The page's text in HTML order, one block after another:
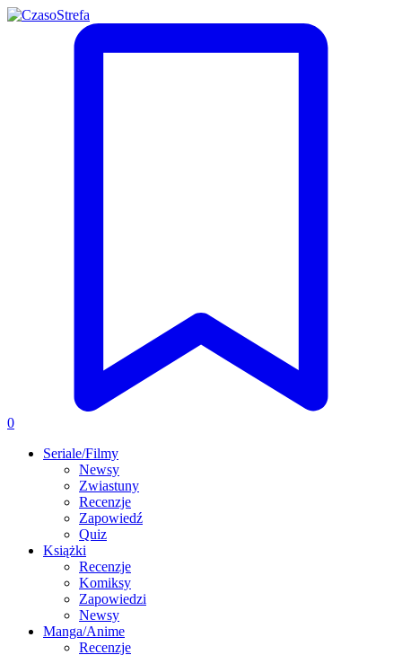
0
Seriale/Filmy
Newsy
Zwiastuny
Recenzje
Zapowiedź
Quiz
Książki
Recenzje
Komiksy
Zapowiedzi
Newsy
Manga/Anime
Recenzje